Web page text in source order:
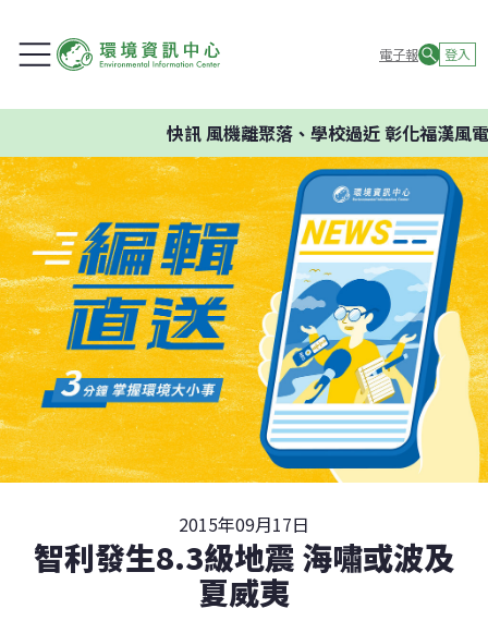
電子報 登入
快訊風機離聚落、學校過近 彰化福漢風電
2015年09月17日
智利發生8.3級地震 海嘯或波及
夏威夷